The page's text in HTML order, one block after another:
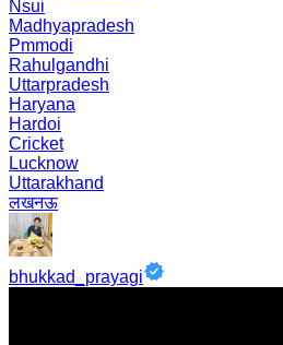
Nsui
Madhyapradesh
Pmmodi
Rahulgandhi
Uttarpradesh
Haryana
Hardoi
Cricket
Lucknow
Uttarakhand
लखनऊ
bhukkad_prayagi